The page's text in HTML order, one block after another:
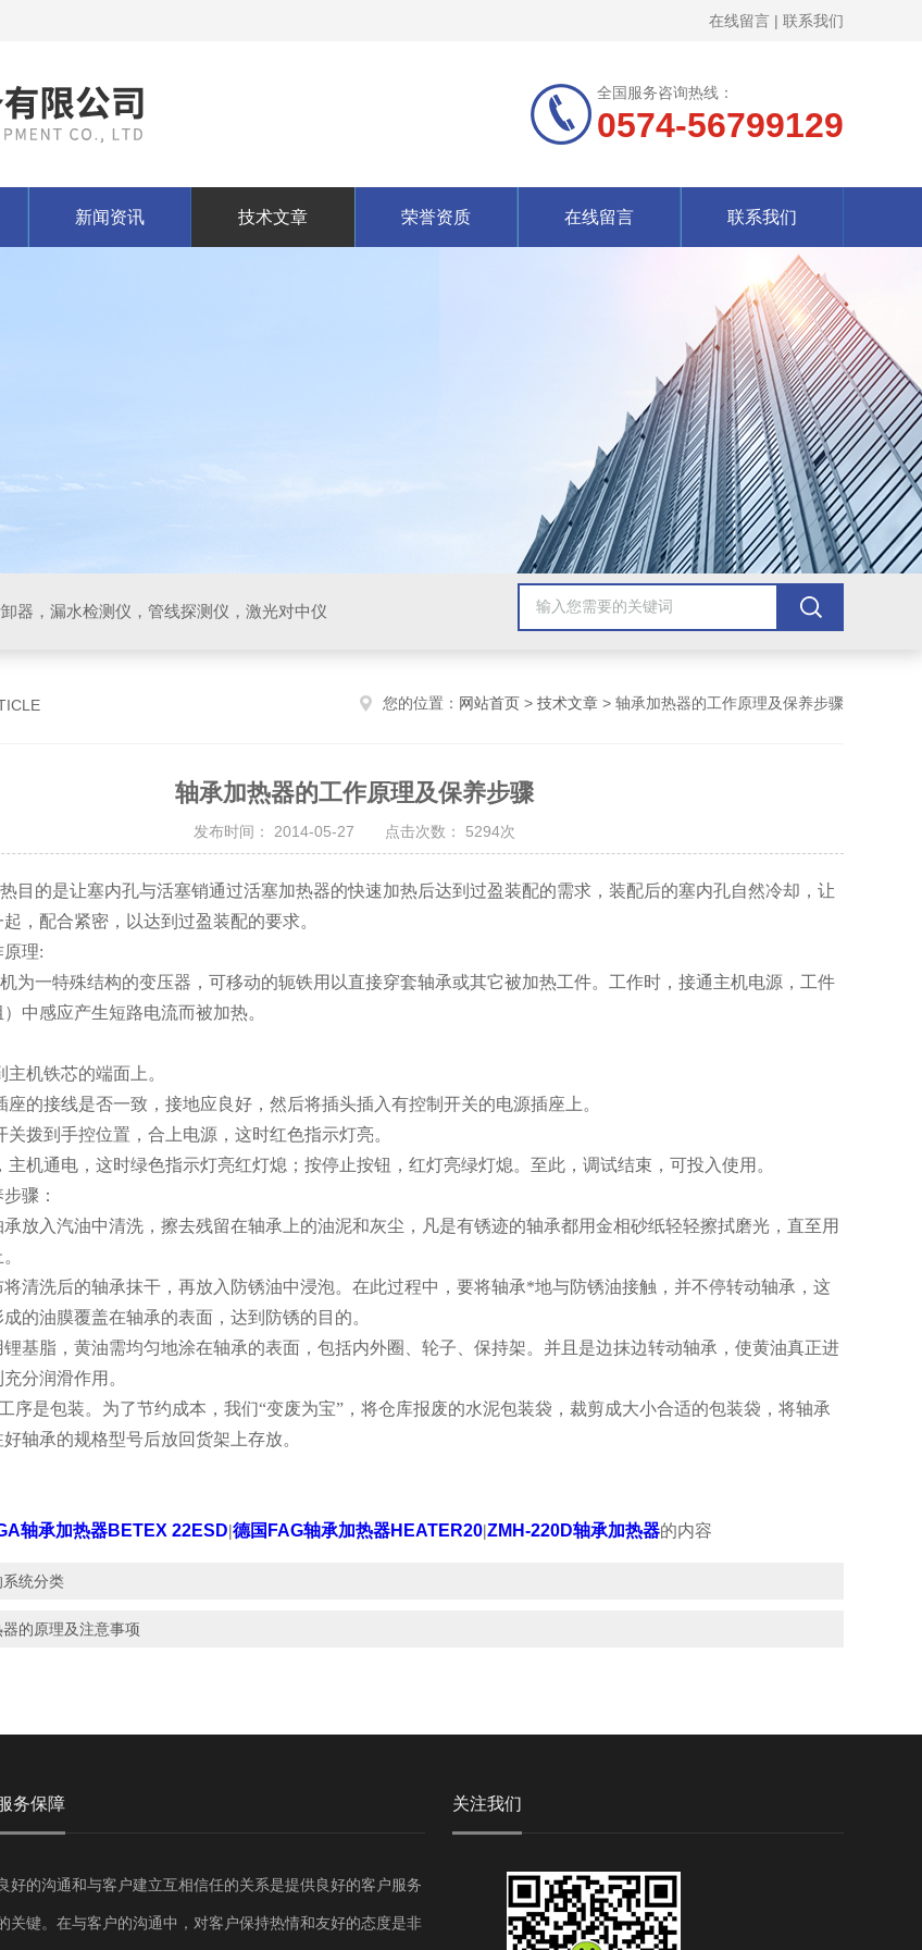
在线留言 | 联系我们
全国服务咨询热线：
0574-56799129
新闻资讯 技术文章 荣誉资质 在线留言 联系我们
器，漏水检测仪，管线探测仪，激光对中仪
您的位置： 网站首页 > 技术文章 > 轴承加热器的工作原理及保养步骤
轴承加热器的工作原理及保养步骤
发布时间： 2014-05-27 点击次数： 5294次
目的是让塞内孔与活塞销通过活塞加热器的快速加热后达到过盈装配的需求，装配后的塞内孔自然冷却，让
，配合紧密，以达到过盈装配的要求。
原理:
为一特殊结构的变压器，可移动的轭铁用以直接穿套轴承或其它被加热工件。工作时，接通主机电源，工件
）中感应产生短路电流而被加热。
主机铁芯的端面上。
座的接线是否一致，接地应良好，然后将插头插入有控制开关的电源插座上。
关拨到手控位置，合上电源，这时红色指示灯亮。
主机通电，这时绿色指示灯亮红灯熄；按停止按钮，红灯亮绿灯熄。至此，调试结束，可投入使用。
骤：
入汽油中清洗，擦去残留在轴承上的油泥和灰尘，凡是有锈迹的轴承都用金相砂纸轻轻擦拭磨光，直至用
洗后的轴承抹干，再放入防锈油中浸泡。在此过程中，要将轴承*地与防锈油接触，并不停转动轴承，这
的油膜覆盖在轴承的表面，达到防锈的目的。
脂，黄油需均匀地涂在轴承的表面，包括内外圈、轮子、保持架。并且是边抹边转动轴承，使黄油真正进
分润滑作用。
是包装。为了节约成本，我们“变废为宝”，将仓库报废的水泥包装袋，裁剪成大小合适的包装袋，将轴承
轴承的规格型号后放回货架上存放。
轴承加热器BETEX 22ESD|德国FAG轴承加热器HEATER20|ZMH-220D轴承加热器的内容
统分类
的原理及注意事项
务保障
好的沟通和与客户建立互相信任的关系是提供良好的客户服务
关键。在与客户的沟通中，对客户保持热情和友好的态度是非
关注我们